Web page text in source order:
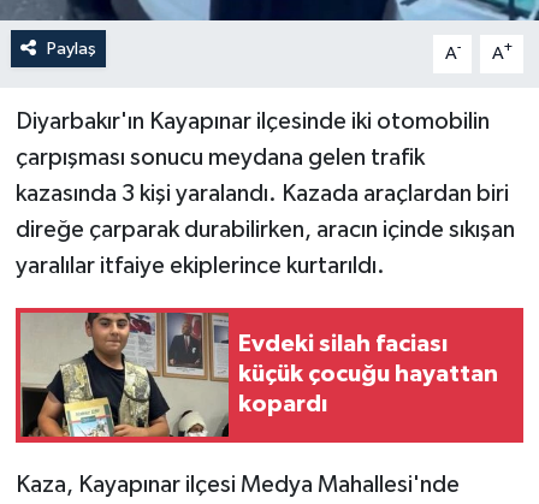
Paylaş A- A+
Diyarbakır'ın Kayapınar ilçesinde iki otomobilin
çarpışması sonucu meydana gelen trafik
kazasında 3 kişi yaralandı. Kazada araçlardan biri
direğe çarparak durabilirken, aracın içinde sıkışan
yaralılar itfaiye ekiplerince kurtarıldı.
Evdeki silah faciası
küçük çocuğu hayattan
kopardı
Kaza, Kayapınar ilçesi Medya Mahallesi'nde